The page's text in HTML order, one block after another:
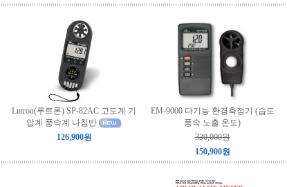
Lutron(루트론) SP-82AC 고도계 기
압계 풍속계 나침반
126,900원
EM-9000 다기능 환경측정기 (습도
풍속 노출 온도)
330,000원
150,900원